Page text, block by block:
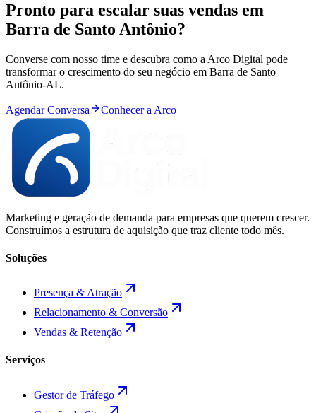
Pronto para escalar suas vendas em
Barra de Santo Antônio?
Converse com nosso time e descubra como a Arco Digital pode
transformar o crescimento do seu negócio em Barra de Santo
Antônio-AL.
Agendar Conversa Conhecer a Arco
Marketing e geração de demanda para empresas que querem crescer.
Construímos a estrutura de aquisição que traz cliente todo mês.
Soluções
Presença & Atração
Relacionamento & Conversão
Vendas & Retenção
Serviços
Gestor de Tráfego